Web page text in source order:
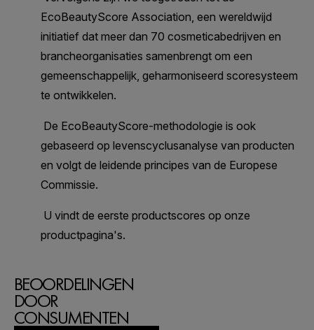
BEOORDELINGEN
DOOR
CONSUMENTEN